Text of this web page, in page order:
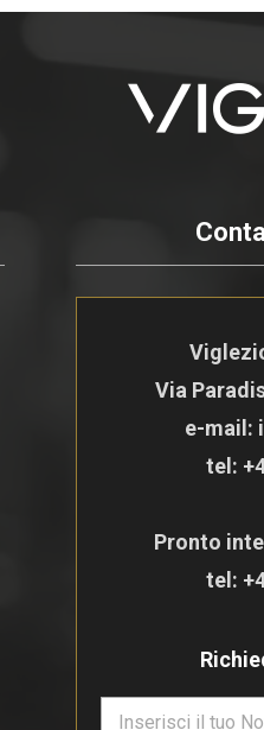
Via
e-mail:
tel:
Pronto
tel: